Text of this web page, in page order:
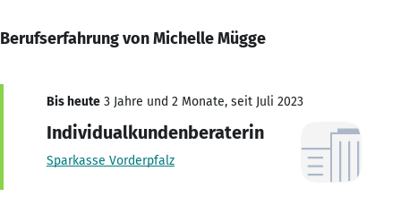
Berufserfahrung von Michelle Mügge
Bis heute 3 Jahre und 2 Monate, seit Juli 2023
Individualkundenberaterin
Sparkasse Vorderpfalz